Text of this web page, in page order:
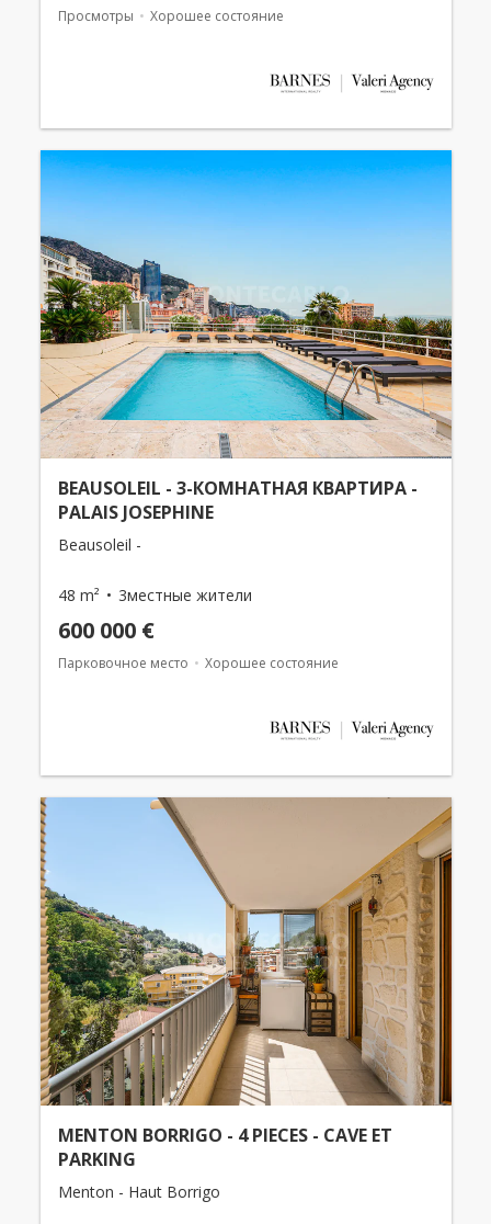
Просмотры Хорошее состояние
BEAUSOLEIL - 3-КОМНАТНАЯ КВАРТИРА -
PALAIS JOSEPHINE
Beausoleil -
48 m² 3местные жители
600 000 €
Парковочное место Хорошее состояние
MENTON BORRIGO - 4 PIECES - CAVE ET
PARKING
Menton - Haut Borrigo